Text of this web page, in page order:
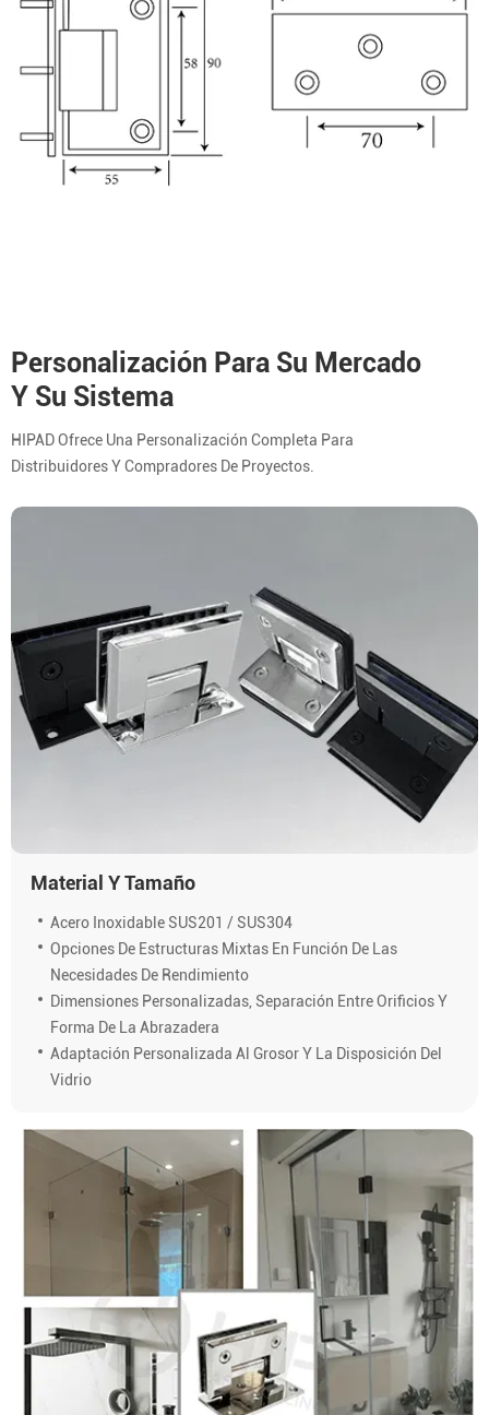
Personalización Para Su Mercado
Y Su Sistema
HIPAD Ofrece Una Personalización Completa Para
Distribuidores Y Compradores De Proyectos.
Material Y Tamaño
Acero Inoxidable SUS201 / SUS304
Opciones De Estructuras Mixtas En Función De Las
Necesidades De Rendimiento
Dimensiones Personalizadas, Separación Entre Orificios Y
Forma De La Abrazadera
Adaptación Personalizada Al Grosor Y La Disposición Del
Vidrio